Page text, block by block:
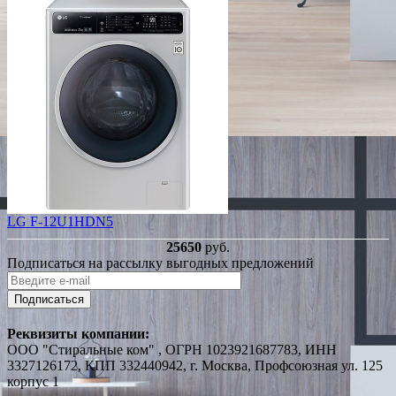
LG F-12U1HDN5
25650 руб.
Подписаться на рассылку выгодных предложений
Подписаться
Реквизиты компании:
ООО "Стиральные ком" , ОГРН 1023921687783, ИНН
3327126172, КПП 332440942, г. Москва, Профсоюзная ул. 125
корпус 1